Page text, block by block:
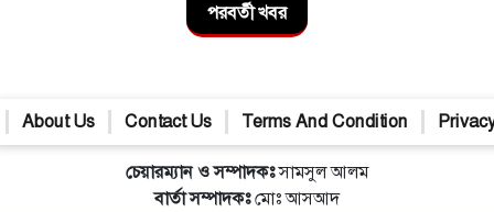
পরবর্তী খবর
About Us Contact Us Terms And Condition
চেয়ারম্যান ও সম্পাদকঃসামসুল আলম
বার্তা সম্পাদকঃমোঃ আসআদ